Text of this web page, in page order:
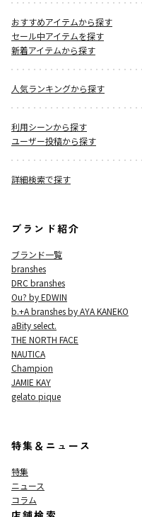
おすすめアイテムから探す
セール中アイテムを探す
新着アイテムから探す
人気ランキングから探す
利用シーンから探す
ユーザー投稿から探す
詳細検索で探す
ブランド紹介
ブランド一覧
branshes
DRC branshes
Ou? by EDWIN
b.+A branshes by AYA KANEKO
aBity select.
THE NORTH FACE
NAUTICA
Champion
JAMIE KAY
gelato pique
特集＆ニュース
特集
ニュース
コラム